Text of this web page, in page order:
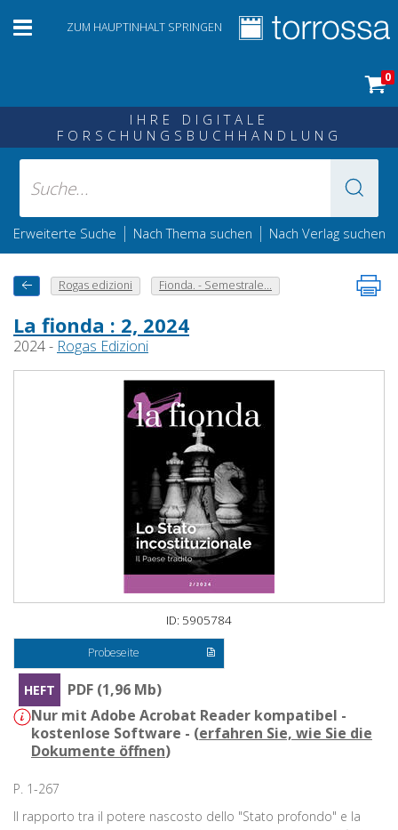
ZUM HAUPTINHALT SPRINGEN
0
IHRE DIGITALE
FORSCHUNGSBUCHHANDLUNG
Erweiterte Suche | Nach Thema suchen | Nach Verlag suchen
Rogas edizioni Fionda. - Semestrale...
La fionda : 2, 2024
2024 - Rogas Edizioni
ID: 5905784
Probeseite
HEFT
PDF (1,96 Mb)
Nur mit Adobe Acrobat Reader kompatibel -
kostenlose Software - (erfahren Sie, wie Sie die
Dokumente öffnen)
P. 1-267
Il rapporto tra il potere nascosto dello "Stato profondo" e la